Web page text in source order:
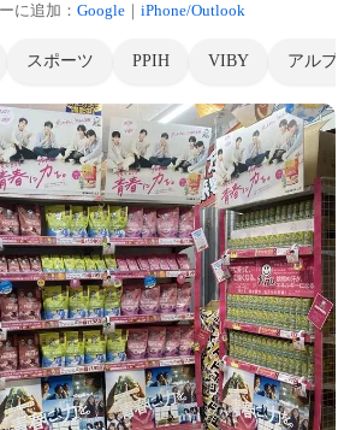
に追加： Google｜ iPhone/Outlook
スポーツ PPIH VIBY アルプ